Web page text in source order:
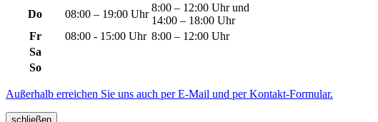
Do
08:00 – 19:00 Uhr
8:00 – 12:00 Uhr und
14:00 – 18:00 Uhr
Fr
08:00 - 15:00 Uhr 8:00 – 12:00 Uhr
Sa
So
Außerhalb erreichen Sie uns auch per E-Mail und per Kontakt-Formular.
schließen